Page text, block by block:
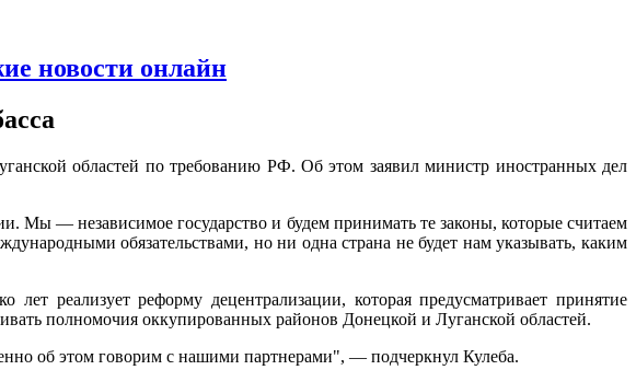
новости онлайн
областей по требованию РФ. Об этом заявил министр иностранных дел
Мы — независимое государство и будем принимать те законы, которые считаем
обязательствами, но ни одна страна не будет нам указывать, каким
реализует реформу децентрализации, которая предусматривает принятие
полномочия оккупированных районов Донецкой и Луганской областей.
об этом говорим с нашими партнерами", — подчеркнул Кулеба.